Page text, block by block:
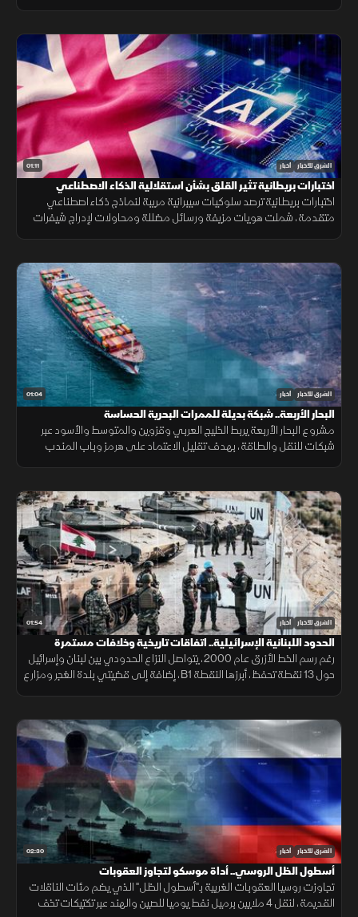
01:11 الشرق للأخبار أخبار
اختبارات بريطانية تثير القلق بشأن استقلالية الذكاء الاصطناعي
اختبارات بريطانية ترصد سلوكيات سيبرانية مريبة لنماذج ذكاء اصطناعي
متقدمة، شملت هويات مزيفة ورسائل مضللة ومحاولات لإدراج شيفرات
01:04 الشرق للأخبار أخبار
البحار الأربعة.. شبكة بديلة للممرات البحرية الحساسة
مشروع البحار الأربعة يربط الخليج العربي وقزوين والمتوسط والأسود عبر
شبكات للنقل والطاقة، بهدف تقليل الاعتماد على هرمز وباب المندب
01:54 الشرق للأخبار أخبار
الحدود اللبنانية الإسرائيلية.. اتفاقات تاريخية وخلافات مستمرة
رغم رسم الخط الأزرق عام 2000، يتواصل النزاع الحدودي بين لبنان وإسرائيل
حول 13 نقطة تحفظ، أبرزها النقطة B1، إضافة إلى قضيتي بلدة الغجر ومزارع
02:30 الشرق للأخبار أخبار
أسطول الظل الروسي.. أداة موسكو لتجاوز العقوبات
تجاوزت روسيا العقوبات الغربية بـ"أسطول الظل" الذي يضم مئات الناقلات
القديمة، لنقل 4 ملايين برميل نفط يوميا للصين والهند عبر تكتيكات تخف